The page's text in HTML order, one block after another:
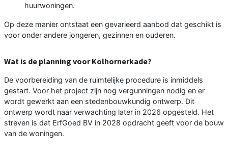
huurwoningen.
Op deze manier ontstaat een gevarieerd aanbod dat geschikt is
voor onder andere jongeren, gezinnen en ouderen.
Wat is de planning voor Kolhornerkade?
De voorbereiding van de ruimtelijke procedure is inmiddels
gestart. Voor het project zijn nog vergunningen nodig en er
wordt gewerkt aan een stedenbouwkundig ontwerp. Dit
ontwerp wordt naar verwachting later in 2026 opgesteld. Het
streven is dat ErfGoed BV in 2028 opdracht geeft voor de bouw
van de woningen.